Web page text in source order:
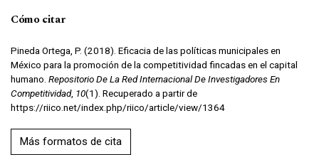
Cómo citar
Pineda Ortega, P. (2018). Eficacia de las políticas municipales en
México para la promoción de la competitividad fincadas en el capital
humano. Repositorio De La Red Internacional De Investigadores En
Competitividad, 10(1). Recuperado a partir de
https://riico.net/index.php/riico/article/view/1364
Más formatos de cita